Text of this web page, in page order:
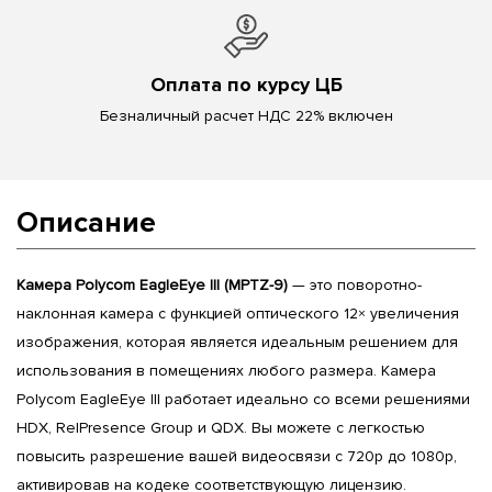
Оплата по курсу ЦБ
Безналичный расчет НДС 22% включен
Описание
Камера Polycom EagleEye III (MPTZ-9) — это поворотно-
наклонная камера с функцией оптического 12× увеличения
изображения, которая является идеальным решением для
использования в помещениях любого размера. Камера
Polycom EagleEye III работает идеально со всеми решениями
HDX, RelPresence Group и QDX. Вы можете с легкостью
повысить разрешение вашей видеосвязи с 720p до 1080p,
активировав на кодеке соответствующую лицензию.